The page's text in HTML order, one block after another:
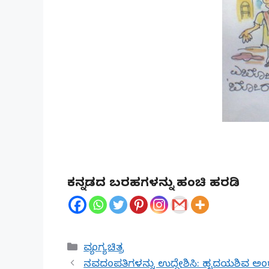
ಕನ್ನಡದ ಬರಹಗಳನ್ನು ಹಂಚಿ ಹರಡಿ
Categories
ವ್ಯಂಗ್ಯ ಚಿತ್ರ
ನವದಂಪತಿಗಳನ್ನು ಉದ್ದೇಶಿಸಿ: ಹೃದಯಶಿವ